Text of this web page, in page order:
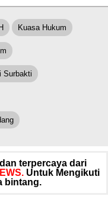
Kuasa Hukum
Surbakti
terpercaya dari
Untuk Mengikuti
bintang.